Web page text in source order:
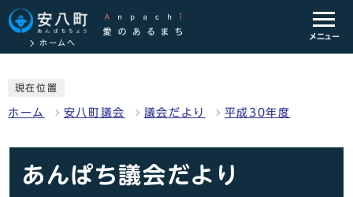
ホームへ
メニュー
現在位置
ホーム 安八町議会 議会だより 平成30年度
あんぱち議会だより